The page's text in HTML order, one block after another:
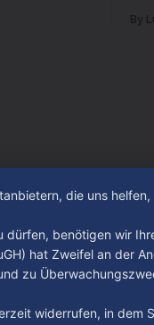
By
die uns
dürfen, benötigen wir
hat Zweifel an der
zu
widerrufen, in dem